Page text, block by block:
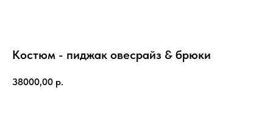
Костюм - пиджак овесрайз & брюки
38000,00 р.